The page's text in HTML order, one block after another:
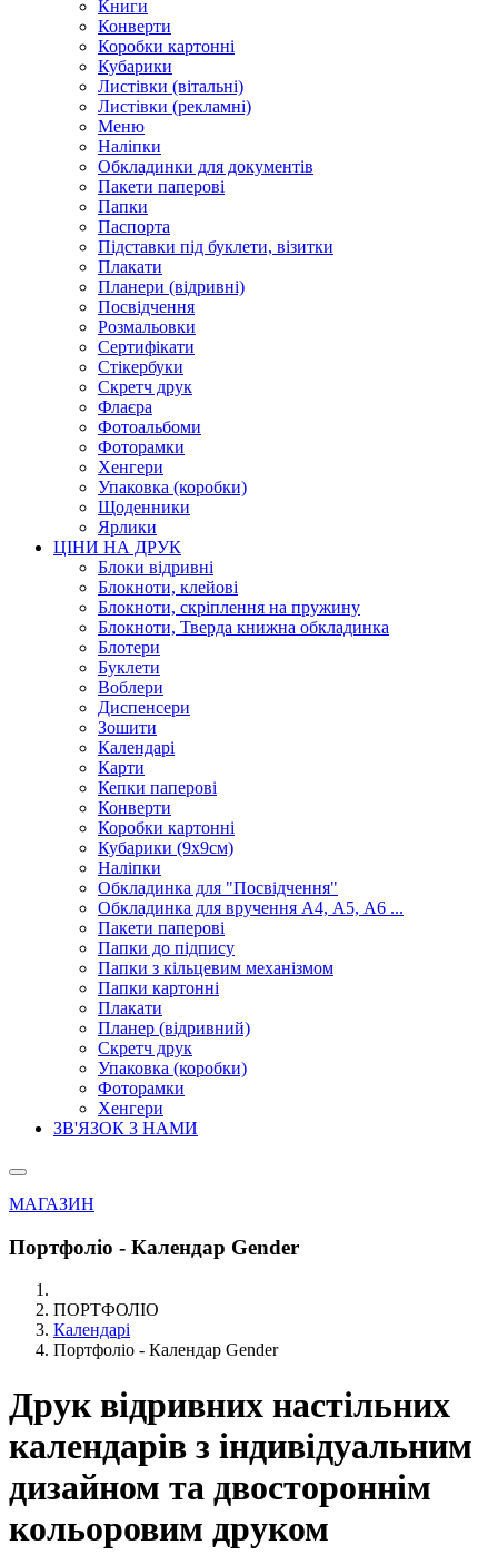
Книги
Конверти
Коробки картонні
Кубарики
Листівки (вітальні)
Листівки (рекламні)
Меню
Наліпки
Обкладинки для документів
Пакети паперові
Папки
Паспорта
Підставки під буклети, візитки
Плакати
Планери (відривні)
Посвідчення
Розмальовки
Сертифікати
Стікербуки
Скретч друк
Флаєра
Фотоальбоми
Фоторамки
Хенгери
Упаковка (коробки)
Щоденники
Ярлики
ЦІНИ НА ДРУК
Блоки відривні
Блокноти, клейові
Блокноти, скріплення на пружину
Блокноти, Тверда книжна обкладинка
Блотери
Буклети
Воблери
Диспенсери
Зошити
Календарі
Карти
Кепки паперові
Конверти
Коробки картонні
Кубарики (9х9см)
Наліпки
Обкладинка для "Посвідчення"
Обкладинка для вручення А4, А5, А6 ...
Пакети паперові
Папки до підпису
Папки з кільцевим механізмом
Папки картонні
Плакати
Планер (відривний)
Скретч друк
Упаковка (коробки)
Фоторамки
Хенгери
ЗВ'ЯЗОК З НАМИ
МАГАЗИН
Портфоліо - Календар Gender
ПОРТФОЛІО
Календарі
Портфоліо - Календар Gender
Друк відривних настільних
календарів з індивідуальним
дизайном та двостороннім
кольоровим друком